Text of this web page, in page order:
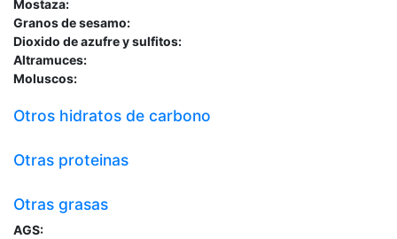
Mostaza:
Granos de sesamo:
Dioxido de azufre y sulfitos:
Altramuces:
Moluscos:
Otros hidratos de carbono
Otras proteinas
Otras grasas
AGS: